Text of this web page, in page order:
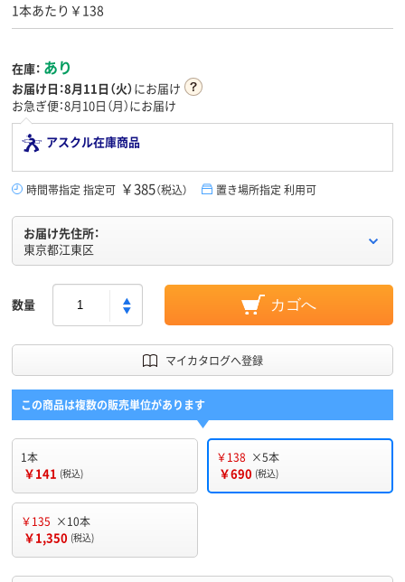
1本あたり￥138
在庫： あり
お届け日：8月11日（火）にお届け
お急ぎ便：8月10日（月）にお届け
アスクル在庫商品
時間帯指定 指定可 ￥385（税込） 置き場所指定 利用可
お届け先住所：
東京都江東区
数量 カゴへ
マイカタログへ登録
この商品は複数の販売単位があります
1本
￥141 (税込)
￥138 ×5本
￥690 (税込)
￥135 ×10本
￥1,350 (税込)